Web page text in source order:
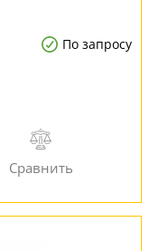
По запросу